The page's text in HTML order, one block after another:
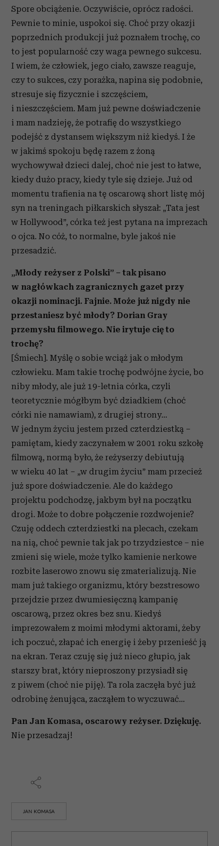
Spore obciążenie. Oczywiście, oprócz radości.
Pewnie to minie, uspokoi się. Choć przy okazji
poprzednich produkcji już poznałem trochę, co
to jest popularność czy waga pewnego sukcesu.
I wiem, że człowiek, jego ciało, zawsze reaguje,
czy to sukces, czy porażka, napina się podobnie,
stresuje się fizycznie i szczęściem,
i nieszczęściem. Mam już pewne doświadczenie
i mam nadzieję, że potrafię do wszystkiego
podejść z dystansem większym niż kiedyś. I że
w jakimś spokoju będę razem z żoną
wychowywał dzieci dalej, choć nie jest to łatwe,
kiedy dużo pracy, kiedy tyle się dzieje. Już od
momentu trafienia na tę oscarową short listę mój
syn na treningach piłkarskich słyszał: „Tata jest
w Hollywood”, córka też jest pytana na imprezach
o ojca. No cóż, to normalne, byle jakoś nie
przesadzić.
„Młody reżyser z Polski” – tak pisano
w nagłówkach zagranicznych gazet przy
okazji nominacji. Fajnie. Może już nigdy nie
przestaniesz być młody? Dorian Gray
przemysłu filmowego. Nie irytuje cię to
trochę?
[Śmiech]. Myślę o sobie wciąż jak o młodym
człowieku. Mam takie trochę podwójne życie, bo
niby młody, ale już 19-letnia córka, czyli
teoretycznie mógłbym być dziadkiem (choć
córki nie namawiam), z drugiej strony…
W jednym życiu jestem przed czterdziestką –
pamiętam, kiedy zaczynałem w 2001 roku szkołę
filmową, normą było, że reżyserzy debiutują
w wieku 40 lat – „w drugim życiu” mam przecież
już spore doświadczenie. Ale do każdego
projektu podchodzę, jakbym był na początku
drogi. Może to dobre połączenie rozdwojenie?
Czuję oddech czterdziestki na plecach, czekam
na nią, choć pewnie tak jak po trzydziestce – nie
zmieni się wiele, może tylko kamienie nerkowe
rozbite laserowo znowu się zmaterializują. Nie
mam już takiego organizmu, który bezstresowo
przejdzie przez dwumiesięczną kampanię
oscarową, przez okres bez snu. Kiedyś
imprezowałem z moimi młodymi aktorami, żeby
ich poczuć, złapać ich energię i żeby przenieść ją
na ekran. Teraz czuję się już nieco głupio, jak
starszy brat, który nieproszony przysiadł się
z piwem (choć nie piję). Ta rola zaczęła być już
odrobinę żenująca, zacząłem to wyczuwać…
Pan Jan Komasa, oscarowy reżyser. Dziękuję.
Nie przesadzaj!
JAN KOMASA